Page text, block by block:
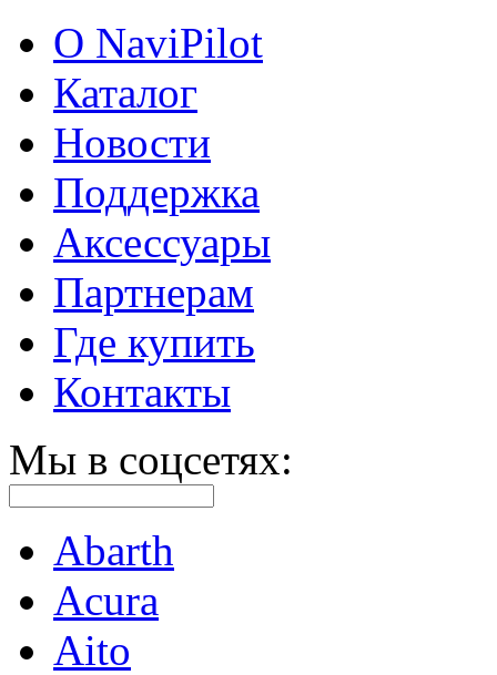
О NaviPilot
Каталог
Новости
Поддержка
Аксессуары
Партнерам
Где купить
Контакты
Мы в соцсетях:
Abarth
Acura
Aito